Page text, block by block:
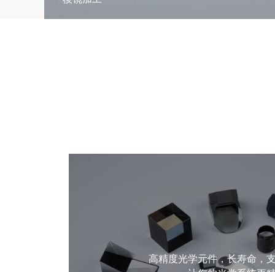
高精度光学元件，长寿命，